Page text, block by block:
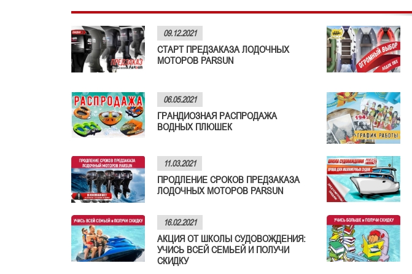
09.12.2021
СТАРТ ПРЕДЗАКАЗА ЛОДОЧНЫХ
МОТОРОВ PARSUN
06.05.2021
ГРАНДИОЗНАЯ РАСПРОДАЖА
ВОДНЫХ ПЛЮШЕК
11.03.2021
ПРОДЛЕНИЕ СРОКОВ ПРЕДЗАКАЗА
ЛОДОЧНЫХ МОТОРОВ PARSUN
16.02.2021
АКЦИЯ ОТ ШКОЛЫ СУДОВОЖДЕНИЯ:
УЧИСЬ ВСЕЙ СЕМЬЕЙ И ПОЛУЧИ
СКИДКУ